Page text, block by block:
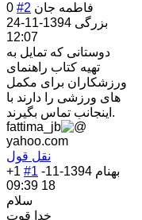
0 #2 فاطمه جان
بزرگی
1394-11-24
12:07
دوستانی که تمایل به
تهیه کتاب راهنمای
ورزشکاران برای مکمل
های ورزشی را دارند با
اینجانب تماس بگیرند.
fattima_jb
yahoo.com
نقل قول
+1 #1 بهنام
1394-11-
18 09:39
سلام
خدا قوت